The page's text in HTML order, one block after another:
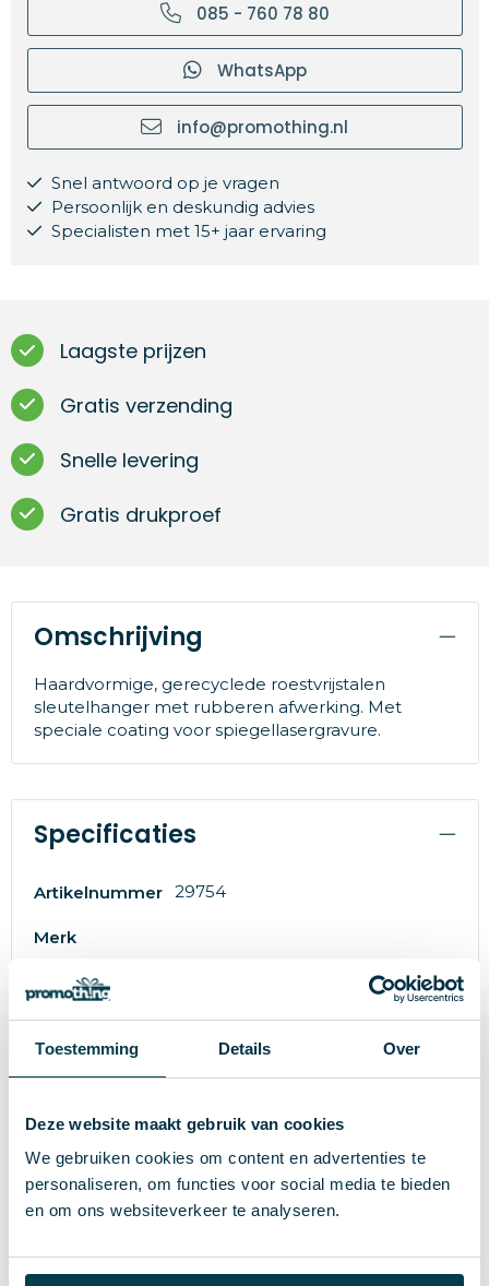
Toestemming Details Over
Deze website maakt gebruik van cookies
We gebruiken cookies om content en advertenties te
personaliseren, om functies voor social media te bieden
en om ons websiteverkeer te analyseren.
085 - 760 78 80
WhatsApp
info@promothing.nl
Snel antwoord op je vragen
Persoonlijk en deskundig advies
Specialisten met 15+ jaar ervaring
Laagste prijzen
Gratis verzending
Snelle levering
Gratis drukproef
Omschrijving
Haardvormige, gerecyclede roestvrijstalen
sleutelhanger met rubberen afwerking. Met
speciale coating voor spiegellasergravure.
Specificaties
Artikelnummer 29754
Merk
Gewicht
Maat 45×37×2 mm
Materiaal
Kleur Rood
Wat anderen bekijken